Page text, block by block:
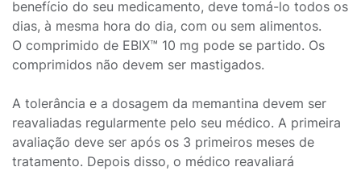
benefício do seu medicamento, deve tomá-lo todos os
dias, à mesma hora do dia, com ou sem alimentos.
O comprimido de EBIX™ 10 mg pode se partido. Os
comprimidos não devem ser mastigados.
A tolerância e a dosagem da memantina devem ser
reavaliadas regularmente pelo seu médico. A primeira
avaliação deve ser após os 3 primeiros meses de
tratamento. Depois disso, o médico reavaliará